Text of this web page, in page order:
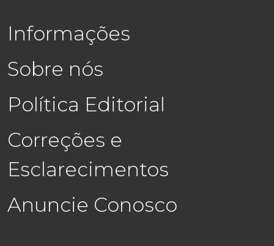
Informações
Sobre nós
Política Editorial
Correções e
Esclarecimentos
Anuncie Conosco